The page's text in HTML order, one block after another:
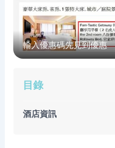
輸入優惠碼先見到優惠
目錄
酒店資訊